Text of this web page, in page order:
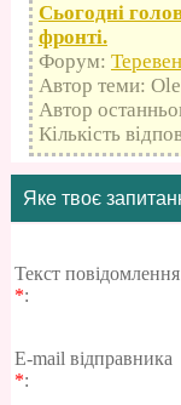
Сьогодні
фронті.
Форум:
Автор теми:
Автор
Кількість
Яке твоє
Текст повідомлення
*:
E-mail відправника
*: